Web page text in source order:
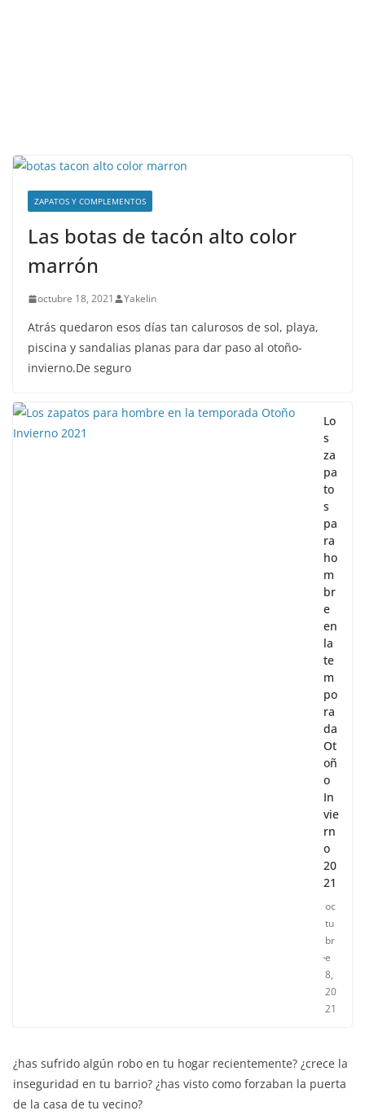
ZAPATOS Y COMPLEMENTOS
Las botas de tacón alto color
marrón
octubre 18, 2021 Yakelin
Atrás quedaron esos días tan calurosos de sol, playa,
piscina y sandalias planas para dar paso al otoño-
invierno.De seguro
Lo
s
za
pa
to
s
pa
ra
ho
m
br
e
en
la
te
m
po
ra
da
Ot
oñ
o
In
vie
rn
o
20
21
oc
tu
br
e
8,
20
21
¿has sufrido algún robo en tu hogar recientemente? ¿crece la
inseguridad en tu barrio? ¿has visto como forzaban la puerta
de la casa de tu vecino?